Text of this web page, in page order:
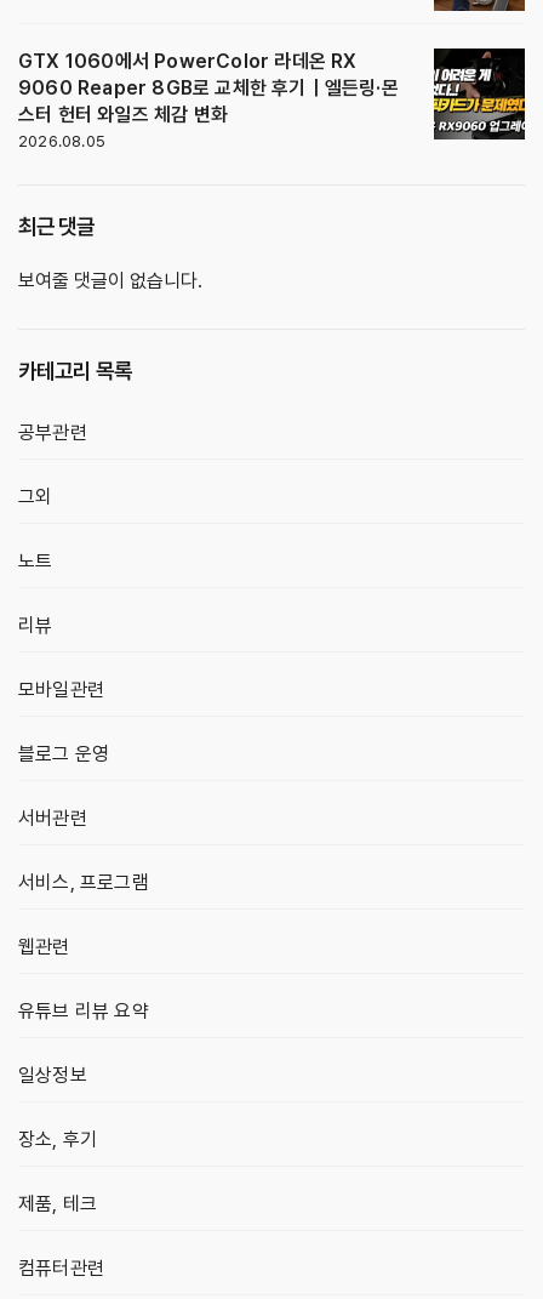
GTX 1060에서 PowerColor 라데온 RX
9060 Reaper 8GB로 교체한 후기｜엘든링·몬
스터 헌터 와일즈 체감 변화
2026.08.05
최근 댓글
보여줄 댓글이 없습니다.
카테고리 목록
공부관련
그외
노트
리뷰
모바일관련
블로그 운영
서버관련
서비스, 프로그램
웹관련
유튜브 리뷰 요약
일상정보
장소, 후기
제품, 테크
컴퓨터관련